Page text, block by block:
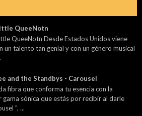
QueeNotn
QueeNotn Desde Estados Unidos viene
un talento tan genial y con un género musical
and the Standbys - Carousel
fibra que conforma tu esencia con la
gama sónica que estás por recibir al darle
", ...